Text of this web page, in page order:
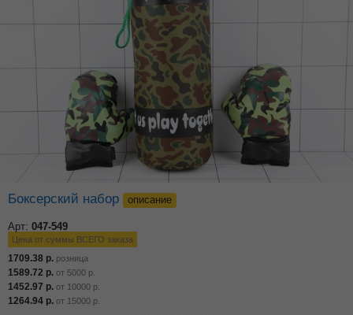
Боксерский набор описание
Арт: 047-549
Цена от суммы ВСЕГО заказа
1709.38 р. розница
1589.72 р. от 5000 р.
1452.97 р. от 10000 р.
1264.94 р. от 15000 р.